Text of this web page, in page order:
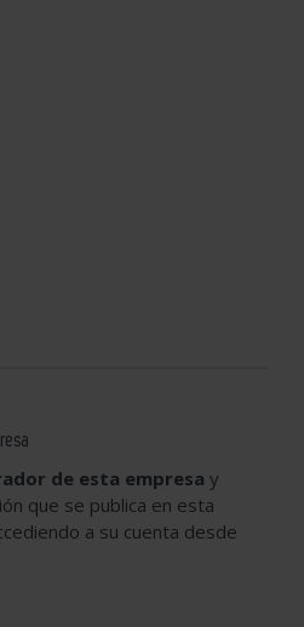
de esta empresa y
que se publica en esta
a su cuenta desde